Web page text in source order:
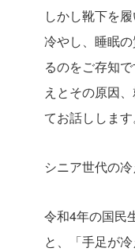
しかし靴下を
冷やし、睡眠
るのをご存知
えとその原因
てお話しします
シニア世代の
令和4年の国民
と、「手足が